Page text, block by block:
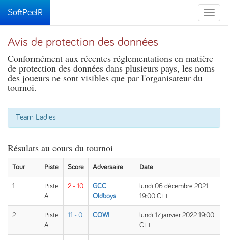
Toggle
SoftPeelR
Avis de protection des données
Conformément aux récentes réglementations en matière
de protection des données dans plusieurs pays, les noms
des joueurs ne sont visibles que par l'organisateur du
tournoi.
Team Ladies
Résulats au cours du tournoi
Tour Piste Score Adversaire Date
1
Piste
A
2 - 10
GCC
Oldboys
lundi 06 décembre 2021
19:00 CET
2
Piste
A
11 - 0 COWI
lundi 17 janvier 2022 19:00
CET